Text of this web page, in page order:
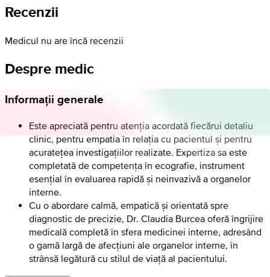
Recenzii
Medicul nu are încă recenzii
Despre medic
Informații generale
Este apreciată pentru atenția acordată fiecărui detaliu
clinic, pentru empatia în relația cu pacientul și pentru
acuratețea investigațiilor realizate. Expertiza sa este
completată de competența în ecografie, instrument
esențial în evaluarea rapidă și neinvazivă a organelor
interne.
Cu o abordare calmă, empatică și orientată spre
diagnostic de precizie, Dr. Claudia Burcea oferă îngrijire
medicală completă în sfera medicinei interne, adresând
o gamă largă de afecțiuni ale organelor interne, în
strânsă legătură cu stilul de viață al pacientului.